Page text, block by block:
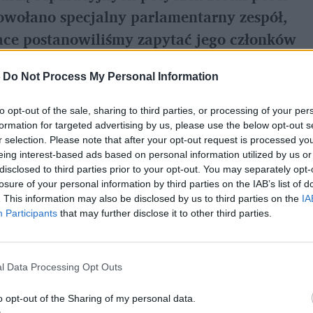
Do Not Process My Personal Information
opt-out of the sale, sharing to third parties, or processing of your
for targeted advertising by us, please use the below opt-out
selection. Please note that after your opt-out request is processed
interest-based ads based on personal information utilized by us
to third parties prior to your opt-out. You may separately
of your personal information by third parties on the IAB’s list of
This information may also be disclosed by us to third parties on the
Participants that may further disclose it to other third parties.
Data Processing Opt Outs
opt-out of the Sharing of my personal data.
specjalny parlamentarny zespół,
postanowiliśmy zapytać jego członków
przyjdzie nam jeszcze poczekać.
a których Niemcy bezprawnie nie
Jarosławowi Kaczyńskiemu,
Tak przynajmniej twierdziłposeł
się twarzą tej polityczno-historycznej
padaćżądania wypłaty pieniędzyoraz
Padały nawet konkretne sumy
dolarów), co do których nikt nie potrafił
tapecie pojawiły się inne tematy, a